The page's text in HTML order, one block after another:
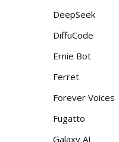
DeepSeek
DiffuCode
Ernie Bot
Ferret
Forever Voices
Fugatto
Galaxy AI